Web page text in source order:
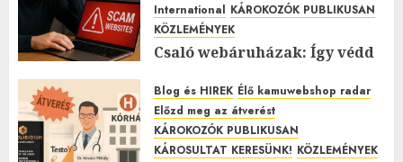
International KÁROKOZÓK PUBLIKUSAN
KÖZLEMÉNYEK
Csaló webáruházak: Így védd
webshopok támadásait!
2025.11.12. 0
Blog és HIREK Élő kamuwebshop radar
Előzd meg az átverést
KÁROKOZÓK PUBLIKUSAN
KÁROSULTAT KERESÜNK! KÖZLEMÉNYEK